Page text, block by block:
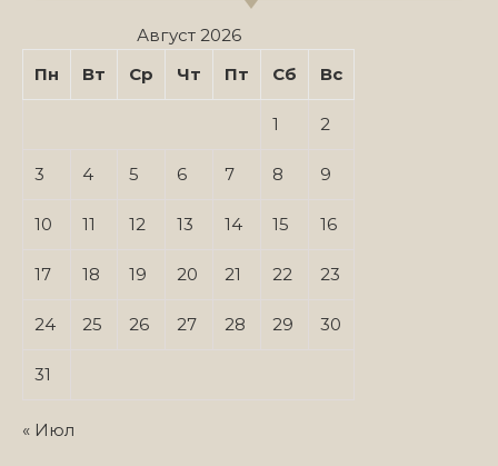
Август 2026
Пн
Вт Ср Чт Пт Сб Вс
1 2
3 4 5 6 7 8 9
10 11 12 13 14 15 16
17 18 19 20 21 22 23
24 25 26 27 28 29 30
31
« Июл